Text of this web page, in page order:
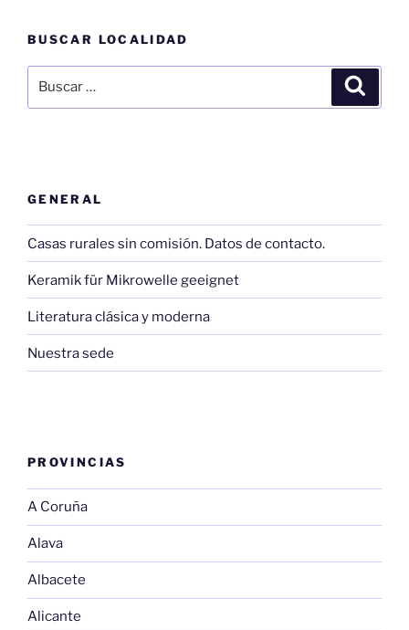
BUSCAR LOCALIDAD
por:
GENERAL
Casas rurales sin comisión. Datos de contacto.
Keramik für Mikrowelle geeignet
Literatura clásica y moderna
Nuestra sede
PROVINCIAS
A Coruña
Alava
Albacete
Alicante